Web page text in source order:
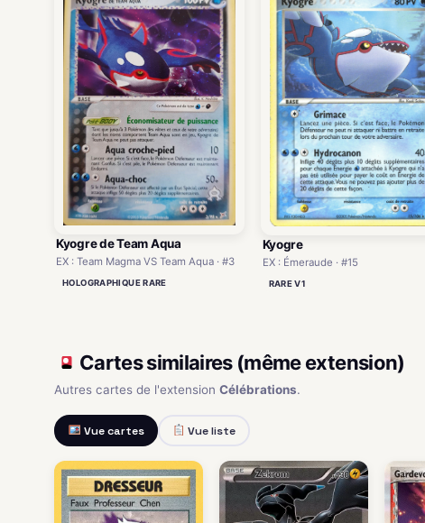
Kyogre de Team Aqua
EX : Team Magma VS Team Aqua · #3
HOLOGRAPHIQUE RARE
Kyogre
EX : Émeraude · #15
RARE V1
Cartes similaires (même extension)
Autres cartes de l'extension Célébrations.
Vue cartes Vue liste